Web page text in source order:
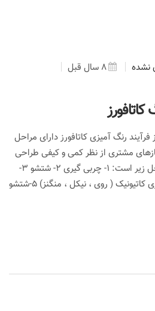
نشده
8 سال قبل
رنگ آمیزی کاتافورز دارای مراحل
مشتری از نظر کمی و کیفی طراحی
می گردد اما عموما شامل مراحل زیر است: 1- چربی گیری 2- شتشو 3-
فعال سازی سطح 4-فسفاته تری کاتیونیک ( روی ، نیکل ، منگنز) 5-شتشو